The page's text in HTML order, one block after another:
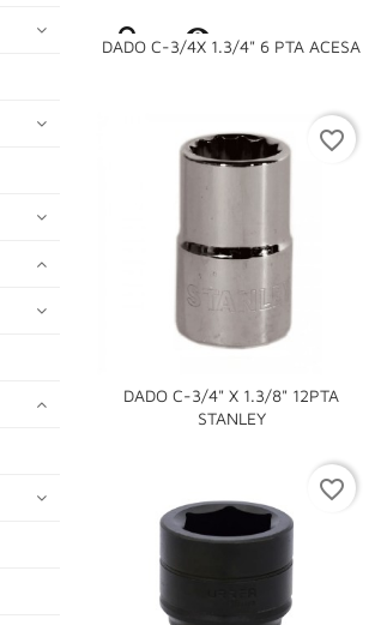
DADO C-3/4X 1.3/4" 6 PTA ACESA

DADO C-3/4" X 1.3/8" 12PTA
STANLEY

favorite_border
favorite_border